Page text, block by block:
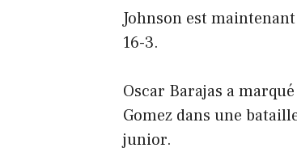
Johnson est
16-3.
Oscar Barajas a
Gomez dans une
junior.